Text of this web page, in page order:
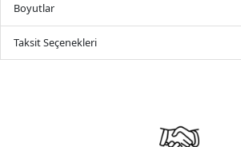
Boyutlar
Taksit Seçenekleri